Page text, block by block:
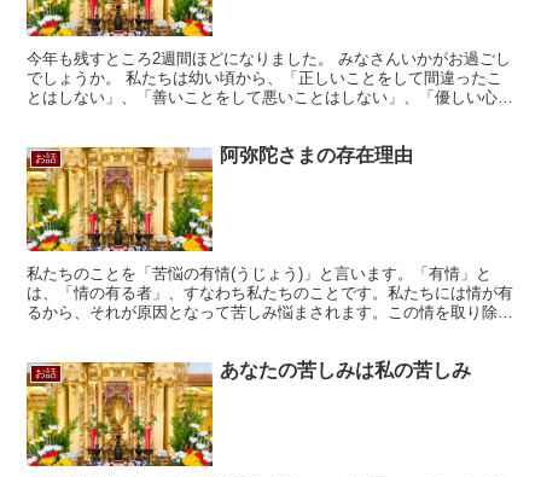
今年も残すところ2週間ほどになりました。 みなさんいかがお過ごし
でしょうか。 私たちは幼い頃から、「正しいことをして間違ったこ
とはしない」、「善いことをして悪いことはしない」、「優しい心を
お話 阿弥陀さまの存在理由
私たちのことを「苦悩の有情(うじょう)」と言います。「有情」と
は、「情の有る者」、すなわち私たちのことです。私たちには情が有
るから、それが原因となって苦しみ悩まされます。この情を取り除く
お話 あなたの苦しみは私の苦しみ